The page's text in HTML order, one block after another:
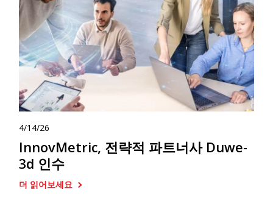
4/14/26
InnovMetric, 전략적 파트너사 Duwe-
3d 인수
더 읽어보세요